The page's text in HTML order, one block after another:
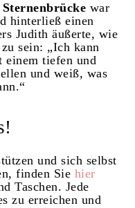
war
hinterließ einen
Judith äußerte, wie
sein: „Ich kann
einem tiefen und
und weiß, was
und sich selbst
finden Sie hier
Taschen. Jede
zu erreichen und